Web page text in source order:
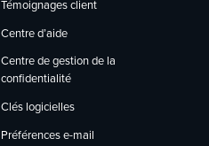
Témoignages client
Centre d’aide
Centre de gestion de la
confidentialité
Clés logicielles
Préférences e-mail